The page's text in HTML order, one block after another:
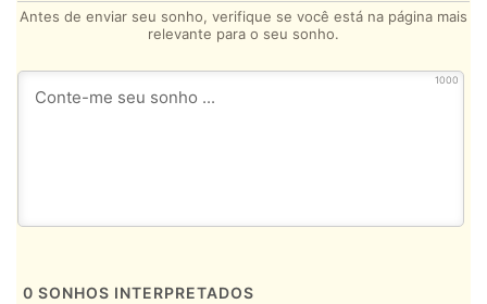
Antes de enviar seu sonho, verifique se você está na página mais
relevante para o seu sonho.
1000
0 SONHOS INTERPRETADOS